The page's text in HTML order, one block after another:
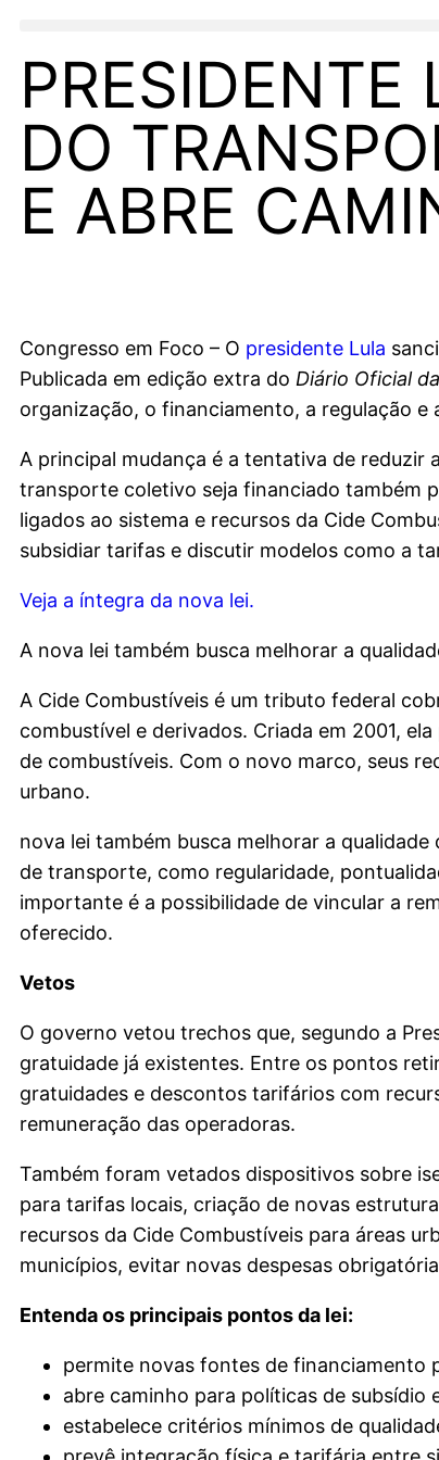
DO
E ABRE
Congresso em Foco – O presidente Lula
Publicada em edição extra do Diário Oficial
organização, o financiamento, a regulação
A principal mudança é a tentativa de reduzir
transporte coletivo seja financiado também
ligados ao sistema e recursos da Cide
subsidiar tarifas e discutir modelos como a
Veja a íntegra da nova lei.
A nova lei também busca melhorar a
A Cide Combustíveis é um tributo federal
combustível e derivados. Criada em 2001,
de combustíveis. Com o novo marco, seus
urbano.
nova lei também busca melhorar a
de transporte, como regularidade,
importante é a possibilidade de vincular a
oferecido.
Vetos
O governo vetou trechos que, segundo a
gratuidade já existentes. Entre os pontos
gratuidades e descontos tarifários com
remuneração das operadoras.
Também foram vetados dispositivos sobre
para tarifas locais, criação de novas
recursos da Cide Combustíveis para áreas
municípios, evitar novas despesas
Entenda os principais pontos da lei:
permite novas fontes de financiamento
abre caminho para políticas de subsídio
estabelece critérios mínimos de